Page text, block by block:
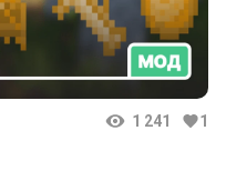
1 241 1